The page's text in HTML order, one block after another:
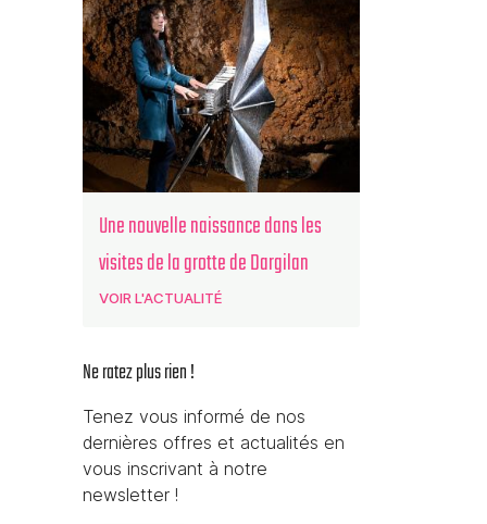
Une nouvelle naissance dans les
visites de la grotte de Dargilan
VOIR L'ACTUALITÉ
Ne ratez plus rien !
Tenez vous informé de nos
dernières offres et actualités en
vous inscrivant à notre
newsletter !